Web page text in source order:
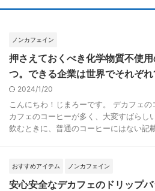
ノンカフェイン
押さえておくべき化学物質不使
つ。できる企業は世界でそれぞれ
2024/1/20
こんにちわ！じまろーです。 デカフェ
カフェのコーヒーが多く、大変すばらし
飲むときに、普通のコーヒーにはない記
おすすめアイテム ノンカフェイン
安心安全なデカフェのドリップ